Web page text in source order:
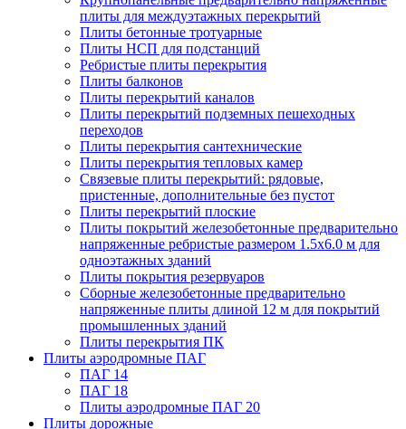
плиты для междуэтажных перекрытий
Плиты бетонные тротуарные
Плиты НСП для подстанций
Ребристые плиты перекрытия
Плиты балконов
Плиты перекрытий каналов
Плиты перекрытий подземных пешеходных
переходов
Плиты перекрытия сантехнические
Плиты перекрытия тепловых камер
Связевые плиты перекрытий: рядовые,
пристенные, дополнительные без пустот
Плиты перекрытий плоские
Плиты покрытий железобетонные предварительно
напряженные ребристые размером 1.5х6.0 м для
одноэтажных зданий
Плиты покрытия резервуаров
Сборные железобетонные предварительно
напряженные плиты длиной 12 м для покрытий
промышленных зданий
Плиты перекрытия ПК
Плиты аэродромные ПАГ
ПАГ 14
ПАГ 18
Плиты аэродромные ПАГ 20
Плиты дорожные